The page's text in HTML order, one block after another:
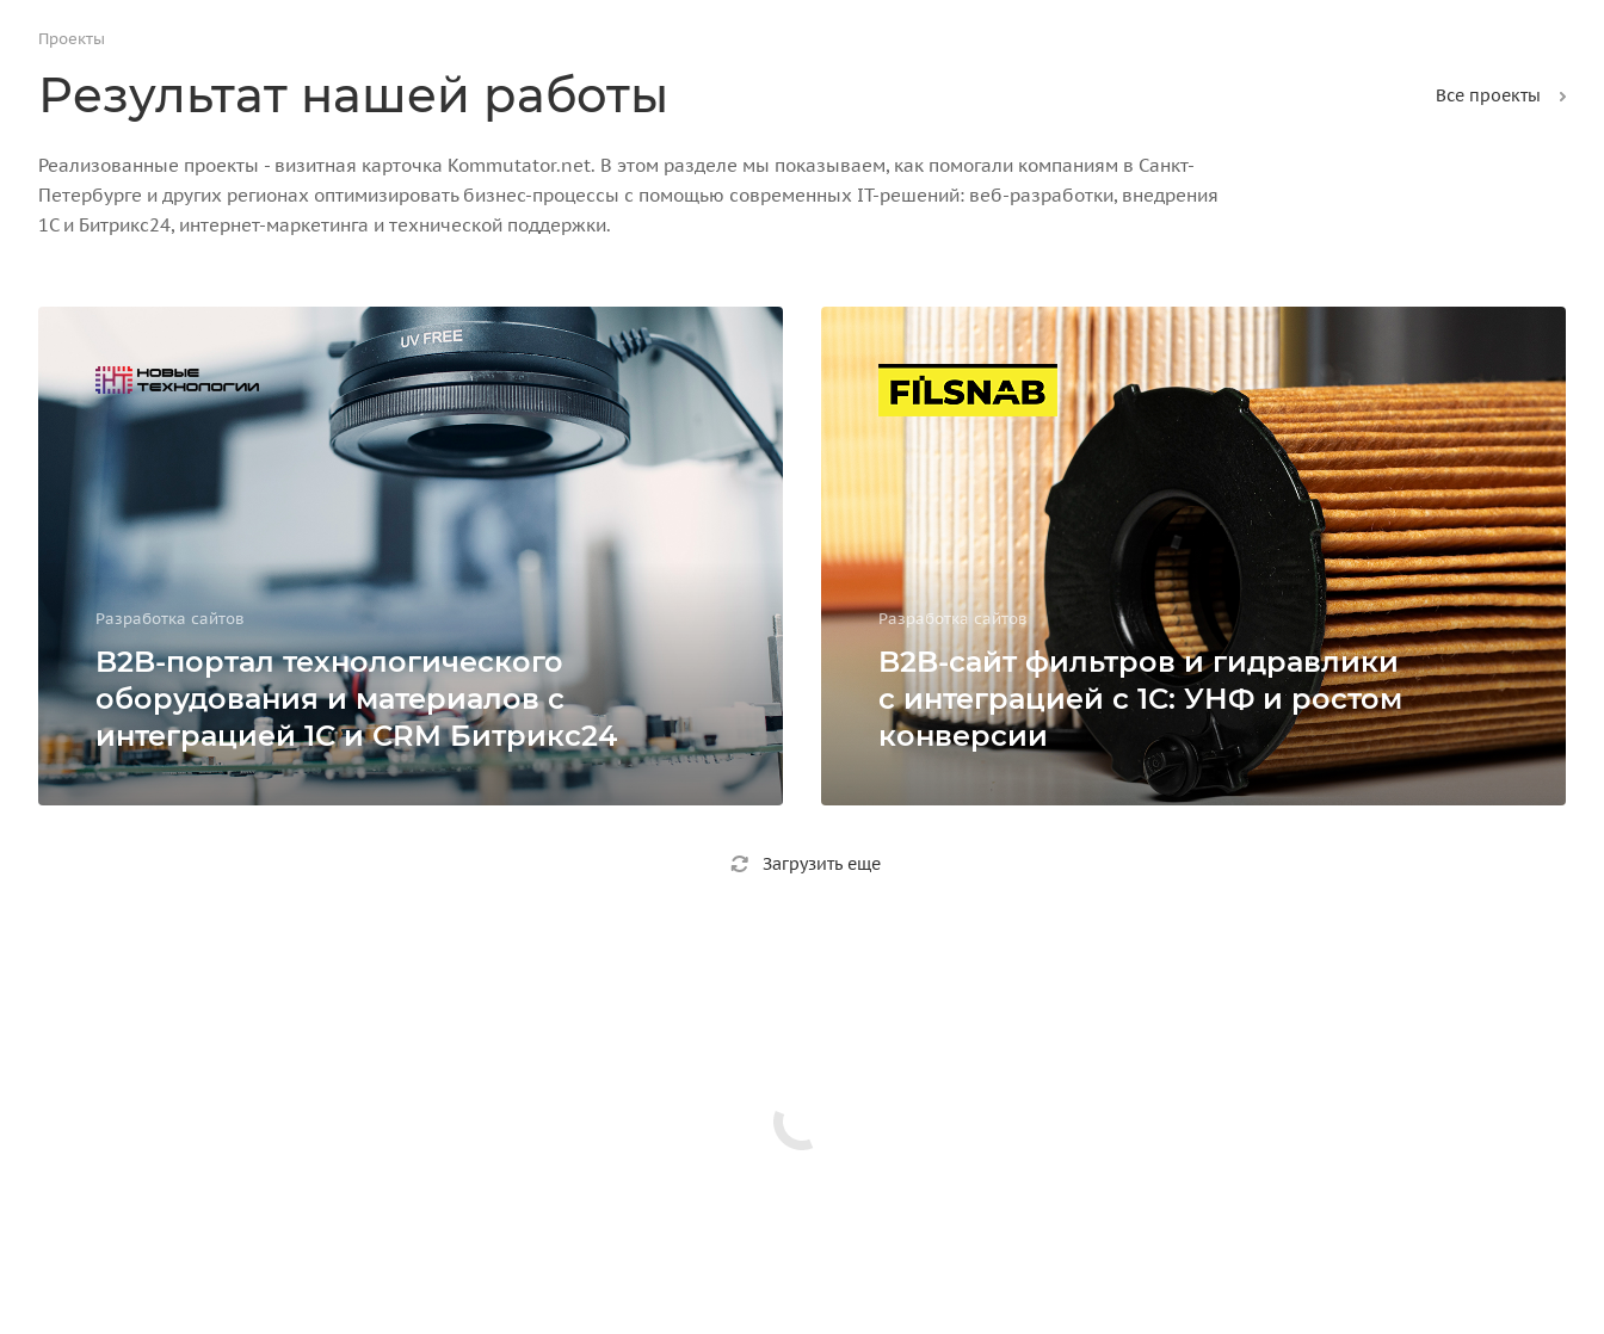
Проекты
Результат нашей работы Все проекты
Реализованные проекты - визитная карточка Kommutator.net. В этом разделе мы показываем, как помогали компаниям в Санкт-
Петербурге и других регионах оптимизировать бизнес-процессы с помощью современных IT-решений: веб-разработки, внедрения
1С и Битрикс24, интернет-маркетинга и технической поддержки.
Разработка сайтов
B2B-портал технологического
оборудования и материалов с
интеграцией 1С и CRM Битрикс24
Разработка сайтов
B2B-сайт фильтров и гидравлики
с интеграцией с 1С: УНФ и ростом
конверсии
Загрузить еще